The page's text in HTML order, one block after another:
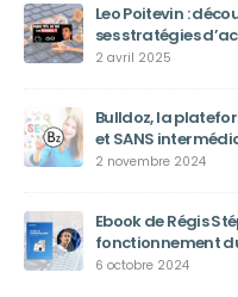
Leo Poitevin :
ses stratégies
2 avril 2025
Bulldoz, la
et SANS
2 novembre 2024
Ebook de Régis
fonctionnement
6 octobre 2024